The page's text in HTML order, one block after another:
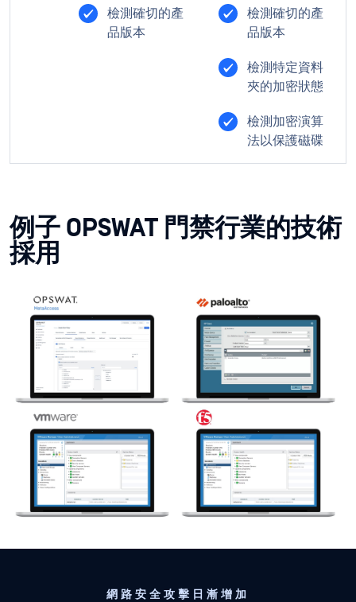
檢測確切的產
品版本
檢測確切的產
品版本
檢測特定資料
夾的加密狀態
檢測加密演算
法以保護磁碟
例子 OPSWAT 門禁行業的技術
採用
網路安全攻擊日漸增加